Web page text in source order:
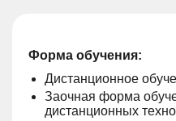
Форма обучения:
Дистанционное
Заочная форма
дистанционных